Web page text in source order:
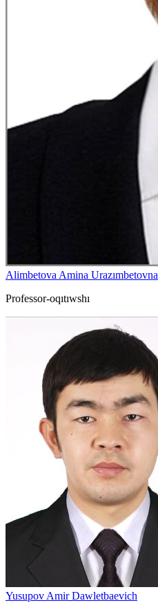
Alimbetova Amina Urazımbetovna
Professor-oqıtıwshı
Yusupov Amir Dawletbaevich